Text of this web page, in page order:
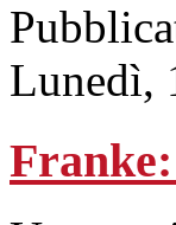
Lunedì,